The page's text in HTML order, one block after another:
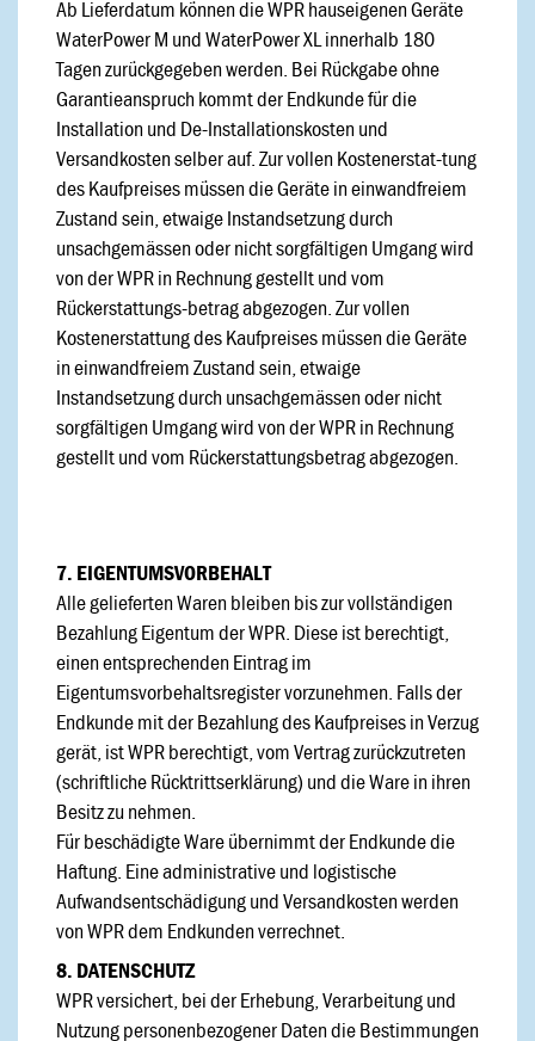
Ab Lieferdatum können die WPR hauseigenen Geräte
WaterPower M und WaterPower XL innerhalb 180
Tagen zurückgegeben werden. Bei Rückgabe ohne
Garantieanspruch kommt der Endkunde für die
Installation und De-Installationskosten und
Versandkosten selber auf. Zur vollen Kostenerstat-tung
des Kaufpreises müssen die Geräte in einwandfreiem
Zustand sein, etwaige Instandsetzung durch
unsachgemässen oder nicht sorgfältigen Umgang wird
von der WPR in Rechnung gestellt und vom
Rückerstattungs-betrag abgezogen. Zur vollen
Kostenerstattung des Kaufpreises müssen die Geräte
in einwandfreiem Zustand sein, etwaige
Instandsetzung durch unsachgemässen oder nicht
sorgfältigen Umgang wird von der WPR in Rechnung
gestellt und vom Rückerstattungsbetrag abgezogen.
7. EIGENTUMSVORBEHALT
Alle gelieferten Waren bleiben bis zur vollständigen
Bezahlung Eigentum der WPR. Diese ist berechtigt,
einen entsprechenden Eintrag im
Eigentumsvorbehaltsregister vorzunehmen. Falls der
Endkunde mit der Bezahlung des Kaufpreises in Verzug
gerät, ist WPR berechtigt, vom Vertrag zurückzutreten
(schriftliche Rücktrittserklärung) und die Ware in ihren
Besitz zu nehmen.
Für beschädigte Ware übernimmt der Endkunde die
Haftung. Eine administrative und logistische
Aufwandsentschädigung und Versandkosten werden
von WPR dem Endkunden verrechnet.
8. DATENSCHUTZ
WPR versichert, bei der Erhebung, Verarbeitung und
Nutzung personenbezogener Daten die Bestimmungen